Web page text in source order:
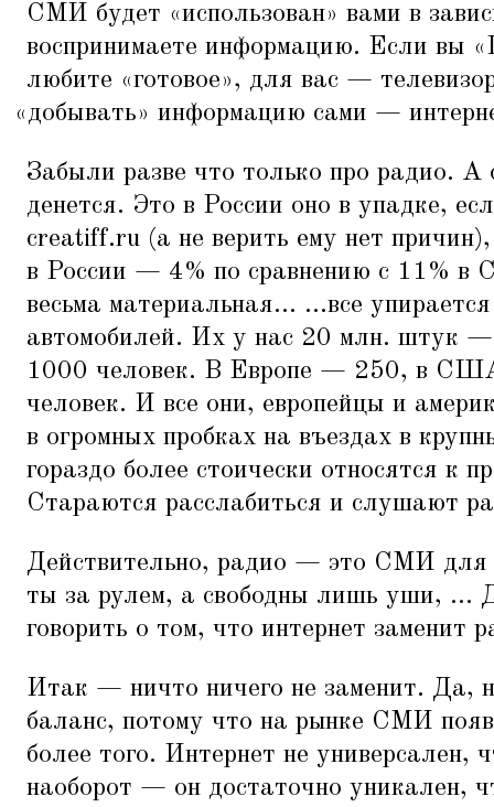
СМИ будет «использован» вами в
воспринимаете информацию. Если вы «
любите «готовое», для вас —
«добывать» информацию сами —
Забыли разве что только про радио. А
денется. Это в России оно в упадке,
creatiff.ru (а не верить ему нет
в России — 4% по сравнению с 11%
весьма материальная... ...все
автомобилей. Их у нас 20 млн. штук
1000 человек. В Европе — 250, в
человек. И все они, европейцы и
в огромных пробках на въездах в
гораздо более стоически относятся к
Стараются расслабиться и слушают
Действительно, радио — это СМИ для
ты за рулем, а свободны лишь уши, ...
говорить о том, что интернет заменит
Итак — ничто ничего не заменит. Да,
баланс, потому что на рынке СМИ
более того. Интернет не универсален,
наоборот — он достаточно уникален,